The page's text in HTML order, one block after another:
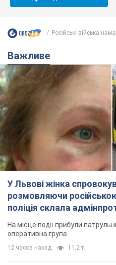
Російські війська
Важливе
У Львові жінка
розмовляючи
поліція склала
На місце події прибули
оперативна група
12 часов назад 11,2 т.